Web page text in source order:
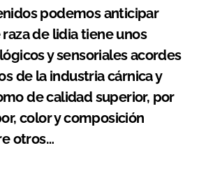
podemos anticipar
de lidia tiene unos
y sensoriales acordes
de la industria cárnica y
de calidad superior, por
color y composición
otros…